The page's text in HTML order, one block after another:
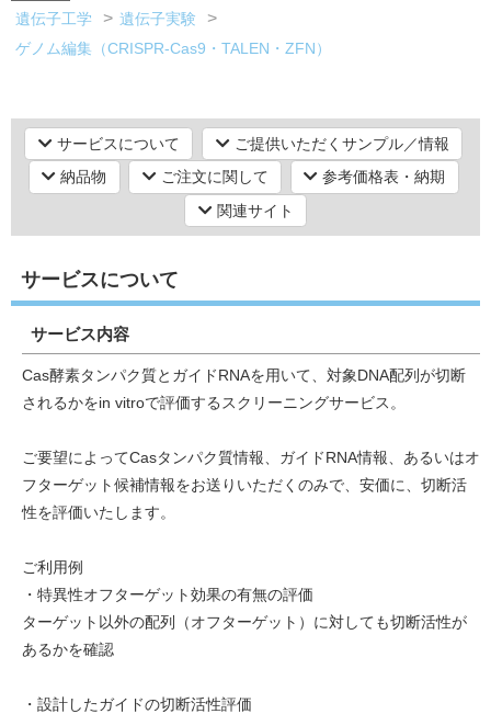
遺伝子工学
遺伝子実験
ゲノム編集（CRISPR-Cas9・TALEN・ZFN）
サービスについて
ご提供いただくサンプル／情報
納品物
ご注文に関して
参考価格表・納期
関連サイト
サービスについて
サービス内容
Cas酵素タンパク質とガイドRNAを用いて、対象DNA配列が切断
されるかをin vitroで評価するスクリーニングサービス。
ご要望によってCasタンパク質情報、ガイドRNA情報、あるいはオ
フターゲット候補情報をお送りいただくのみで、安価に、切断活
性を評価いたします。
ご利用例
・特異性オフターゲット効果の有無の評価
ターゲット以外の配列（オフターゲット）に対しても切断活性が
あるかを確認
・設計したガイドの切断活性評価
販売元別索引
研究機器オンライン
実験フローガイド
ワケンG オンラインショップ
和研薬 ホームページ